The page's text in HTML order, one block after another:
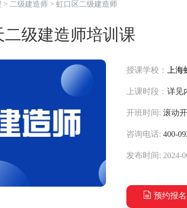
> 二级建造师 > 虹口区二级建造师
二级建造师培训课
授课学校： 上
上课时段： 详见
开班时间: 滚动
咨询电话: 400-
发布时间: 2024-
预约报名